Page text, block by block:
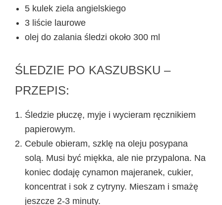
5 kulek ziela angielskiego
3 liście laurowe
olej do zalania śledzi około 300 ml
ŚLEDZIE PO KASZUBSKU –
PRZEPIS:
Śledzie płuczę, myje i wycieram ręcznikiem
papierowym.
Cebule obieram, szklę na oleju posypana
solą. Musi być miękka, ale nie przypalona. Na
koniec dodaję cynamon majeranek, cukier,
koncentrat i sok z cytryny. Mieszam i smażę
jeszcze 2-3 minuty.